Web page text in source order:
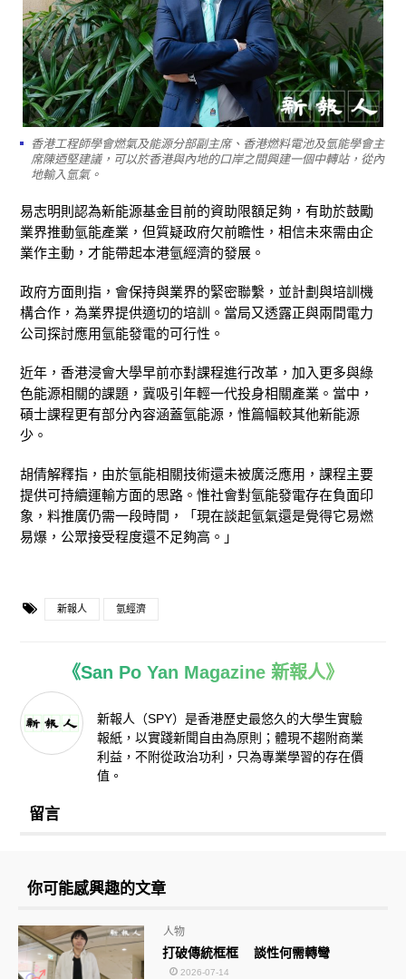
香港工程師學會燃氣及能源分部副主席、香港燃料電池及氫能學會主
席陳迺堅建議，可以於香港與內地的口岸之間興建一個中轉站，從內
地輸入氫氣。
易志明則認為新能源基金目前的資助限額足夠，有助於鼓勵
業界推動氫能產業，但質疑政府欠前瞻性，相信未來需由企
業作主動，才能帶起本港氫經濟的發展。
政府方面則指，會保持與業界的緊密聯繫，並計劃與培訓機
構合作，為業界提供適切的培訓。當局又透露正與兩間電力
公司探討應用氫能發電的可行性。
近年，香港浸會大學早前亦對課程進行改革，加入更多與綠
色能源相關的課題，冀吸引年輕一代投身相關產業。當中，
碩士課程更有部分內容涵蓋氫能源，惟篇幅較其他新能源
少。
胡倩解釋指，由於氫能相關技術還未被廣泛應用，課程主要
提供可持續運輸方面的思路。惟社會對氫能發電存在負面印
象，料推廣仍需一段時間，「現在談起氫氣還是覺得它易燃
易爆，公眾接受程度還不足夠高。」
新報人 氫經濟
《San Po Yan Magazine 新報人》
新報人（SPY）是香港歷史最悠久的大學生實驗
報紙，以實踐新聞自由為原則；體現不趨附商業
利益，不附從政治功利，只為專業學習的存在價
值。
留言
你可能感興趣的文章
打破傳統框框 談性何需轉彎
人物
2026-07-14